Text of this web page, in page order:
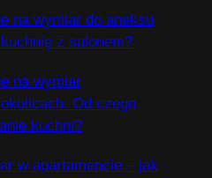
na wymiar do aneksu
z salonem?
na wymiar
Od czego
kuchni?
w apartamencie – jak